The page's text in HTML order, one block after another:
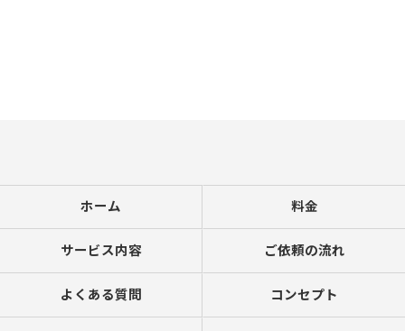
ホーム 料金
サービス内容 ご依頼の流れ
よくある質問 コンセプト